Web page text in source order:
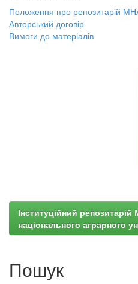
Положення про репозитарій
Авторський договір
Вимоги до матеріалів
Інституційний репозитарій
національного аграрного
Пошук